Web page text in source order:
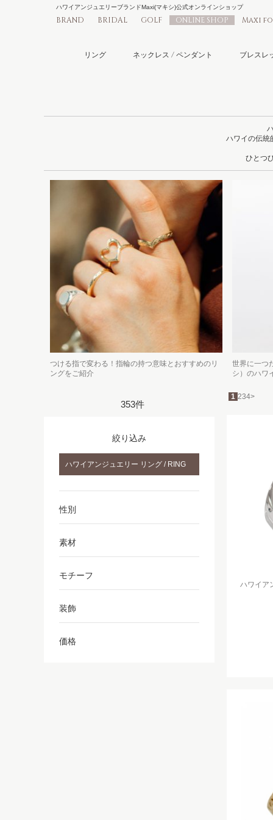
BRAND BRIDAL GOLF ONLINE SHOP Maxi
ハワイアンジュエリーブランドMaxi(マキシ)公式オンラインショップ
リング ネックレス / ペンダント ブレスレ
ハワイの伝統
ひとつ
つける指で変わる！指輪の持つ意味とおすすめのリ
ングをご紹介
世界に一つ
シ）のハワ
1 234>
ハワイア
353件
絞り込み
ハワイアンジュエリー リング / RING
性別
素材
モチーフ
装飾
価格